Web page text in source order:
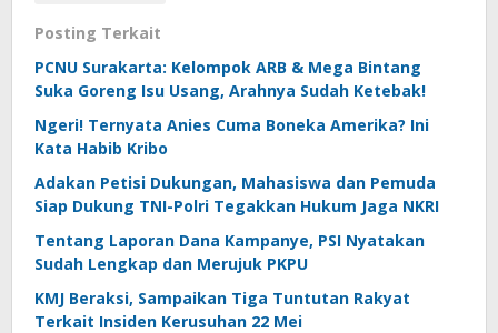
Posting Terkait
PCNU Surakarta: Kelompok ARB & Mega Bintang
Suka Goreng Isu Usang, Arahnya Sudah Ketebak!
Ngeri! Ternyata Anies Cuma Boneka Amerika? Ini
Kata Habib Kribo
Adakan Petisi Dukungan, Mahasiswa dan Pemuda
Siap Dukung TNI-Polri Tegakkan Hukum Jaga NKRI
Tentang Laporan Dana Kampanye, PSI Nyatakan
Sudah Lengkap dan Merujuk PKPU
KMJ Beraksi, Sampaikan Tiga Tuntutan Rakyat
Terkait Insiden Kerusuhan 22 Mei